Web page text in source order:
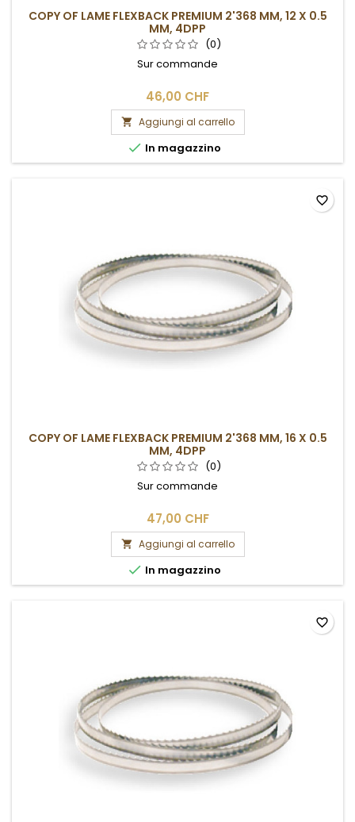
COPY OF LAME FLEXBACK PREMIUM 2'368 MM, 12 X 0.5
MM, 4DPP
(0)
Sur commande
46,00 CHF
 Aggiungi al carrello
 In magazzino
COPY OF LAME FLEXBACK PREMIUM 2'368 MM, 16 X 0.5
MM, 4DPP
(0)
Sur commande
47,00 CHF
 Aggiungi al carrello
 In magazzino
favorite_border
favorite_border